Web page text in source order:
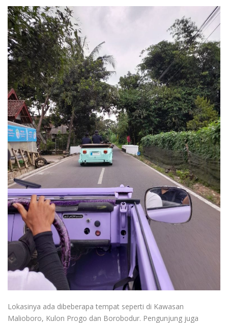
Lokasinya ada dibeberapa tempat seperti di Kawasan
Malioboro, Kulon Progo dan Borobodur. Pengunjung juga